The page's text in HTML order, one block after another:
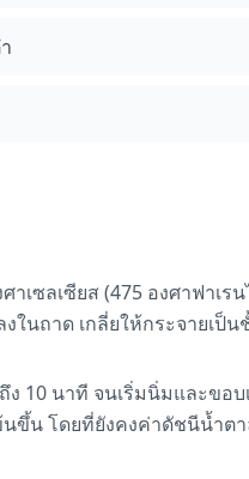
เซลเซียส (475 องศาฟาเ
ในถาด เกลี่ยให้กระจายเป็
10 นาที จนเริ่มนิ่มและขอ
ขึ้น โดยที่ยังคงค่าดัชนีน้ำตา